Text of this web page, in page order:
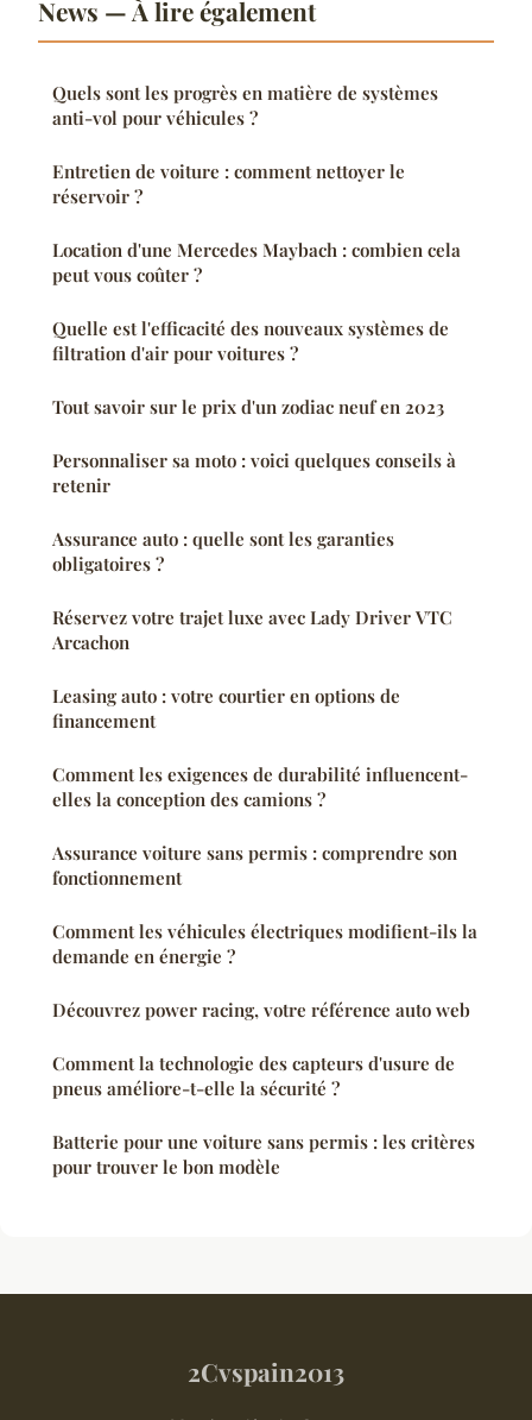
News — À lire également
Quels sont les progrès en matière de systèmes
anti-vol pour véhicules ?
Entretien de voiture : comment nettoyer le
réservoir ?
Location d'une Mercedes Maybach : combien cela
peut vous coûter ?
Quelle est l'efficacité des nouveaux systèmes de
filtration d'air pour voitures ?
Tout savoir sur le prix d'un zodiac neuf en 2023
Personnaliser sa moto : voici quelques conseils à
retenir
Assurance auto : quelle sont les garanties
obligatoires ?
Réservez votre trajet luxe avec Lady Driver VTC
Arcachon
Leasing auto : votre courtier en options de
financement
Comment les exigences de durabilité influencent-
elles la conception des camions ?
Assurance voiture sans permis : comprendre son
fonctionnement
Comment les véhicules électriques modifient-ils la
demande en énergie ?
Découvrez power racing, votre référence auto web
Comment la technologie des capteurs d'usure de
pneus améliore-t-elle la sécurité ?
Batterie pour une voiture sans permis : les critères
pour trouver le bon modèle
2Cvspain2013